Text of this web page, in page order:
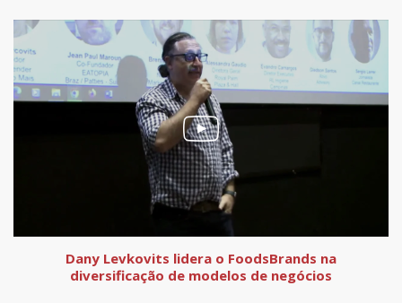
Dany Levkovits lidera o FoodsBrands na
diversificação de modelos de negócios